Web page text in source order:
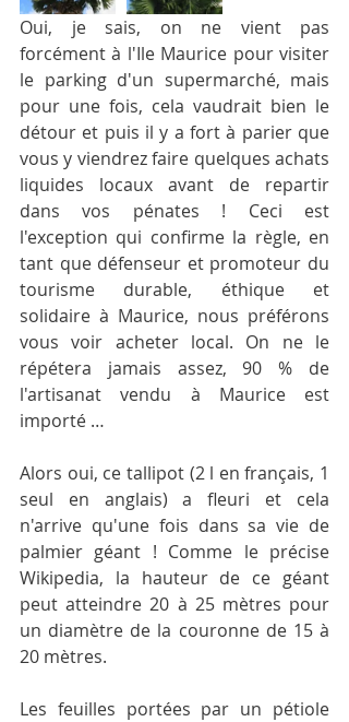
Oui, je sais, on ne vient pas
forcément à l'Ile Maurice pour visiter
le parking d'un supermarché, mais
pour une fois, cela vaudrait bien le
détour et puis il y a fort à parier que
vous y viendrez faire quelques achats
liquides locaux avant de repartir
dans vos pénates ! Ceci est
l'exception qui confirme la règle, en
tant que défenseur et promoteur du
tourisme durable, éthique et
solidaire à Maurice, nous préférons
vous voir acheter local. On ne le
répétera jamais assez, 90 % de
l'artisanat vendu à Maurice est
importé …
Alors oui, ce tallipot (2 l en français, 1
seul en anglais) a fleuri et cela
n'arrive qu'une fois dans sa vie de
palmier géant ! Comme le précise
Wikipedia, la hauteur de ce géant
peut atteindre 20 à 25 mètres pour
un diamètre de la couronne de 15 à
20 mètres.
Les feuilles portées par un pétiole